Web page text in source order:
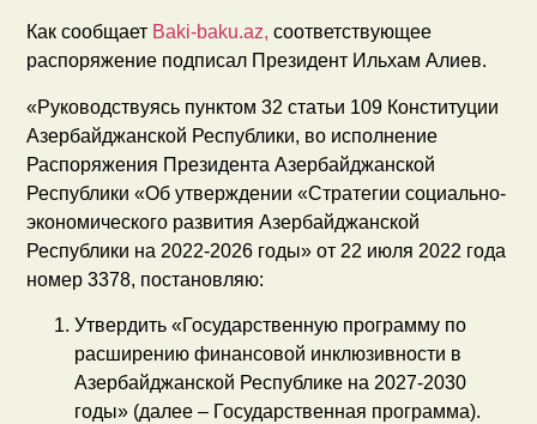
Как сообщает Baki-baku.az, соответствующее
распоряжение подписал Президент Ильхам Алиев.
«Руководствуясь пунктом 32 статьи 109 Конституции
Азербайджанской Республики, во исполнение
Распоряжения Президента Азербайджанской
Республики «Об утверждении «Стратегии социально-
экономического развития Азербайджанской
Республики на 2022-2026 годы» от 22 июля 2022 года
номер 3378, постановляю:
Утвердить «Государственную программу по
расширению финансовой инклюзивности в
Азербайджанской Республике на 2027-2030
годы» (далее – Государственная программа).